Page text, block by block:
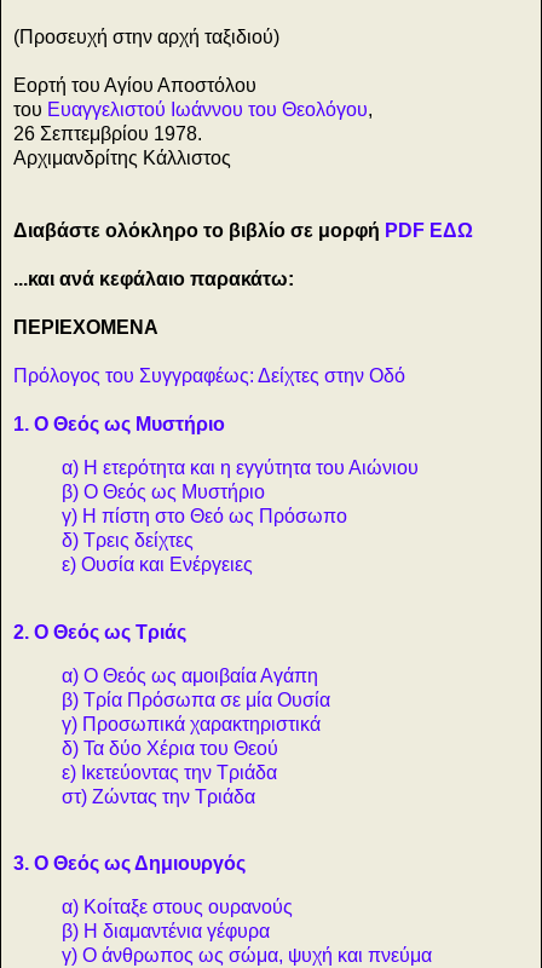
(Προσευχή στην αρχή ταξιδιού)
Εορτή του Αγίου Αποστόλου
του Ευαγγελιστού Ιωάννου του Θεολόγου,
26 Σεπτεμβρίου 1978.
Αρχιμανδρίτης Κάλλιστος
Διαβάστε ολόκληρο το βιβλίο σε μορφή PDF ΕΔΩ
...και ανά κεφάλαιο παρακάτω:
ΠΕΡΙΕΧΟΜΕΝΑ
Πρόλογος του Συγγραφέως: Δείχτες στην Οδό
1. Ο Θεός ως Μυστήριο
α) Η ετερότητα και η εγγύτητα του Αιώνιου
β) Ο Θεός ως Μυστήριο
γ) Η πίστη στο Θεό ως Πρόσωπο
δ) Τρεις δείχτες
ε) Ουσία και Ενέργειες
2. Ο Θεός ως Τριάς
α) Ο Θεός ως αμοιβαία Αγάπη
β) Τρία Πρόσωπα σε μία Ουσία
γ) Προσωπικά χαρακτηριστικά
δ) Τα δύο Χέρια του Θεού
ε) Ικετεύοντας την Τριάδα
στ) Ζώντας την Τριάδα
3. Ο Θεός ως Δημιουργός
α) Κοίταξε στους ουρανούς
β) Η διαμαντένια γέφυρα
γ) Ο άνθρωπος ως σώμα, ψυχή και πνεύμα